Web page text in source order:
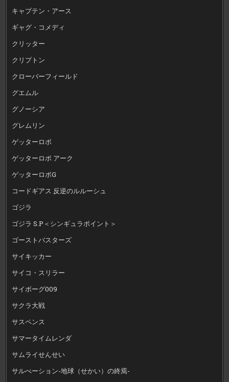
キャプテン・アース
ギャグ・コメディ
クリッター
クリプトン
クローバーフィールド
グエムル
グノーシア
グレムリン
ゲッターロボ
ゲッターロボ アーク
ゲッターロボG
コードギアス 反逆のルルーシュ
ゴジラ
ゴジラ S.P＜シンギュラポイント＞
ゴーストバスターズ
サイキッカー
サイコ・スリラー
サイボーグ009
サクラ大戦
サスペンス
サマータイムレンダ
サムライせんせい
サルべーション-地球（せかい）の終焉-